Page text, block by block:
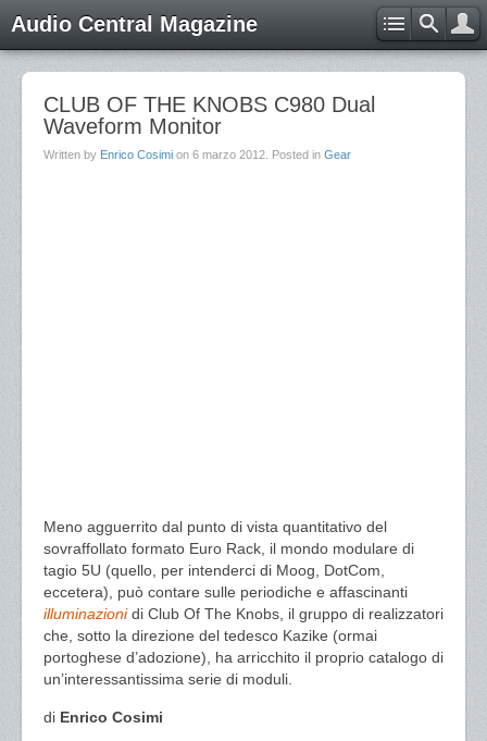
Audio Central Magazine
CLUB OF THE KNOBS C980 Dual
Waveform Monitor
Written by Enrico Cosimi on 6 marzo 2012 . Posted in Gear
Meno agguerrito dal punto di vista quantitativo del
sovraffollato formato Euro Rack, il mondo modulare di
tagio 5U (quello, per intenderci di Moog, DotCom,
eccetera), può contare sulle periodiche e affascinanti
illuminazionidi Club Of The Knobs, il gruppo di realizzatori
che, sotto la direzione del tedesco Kazike (ormai
portoghese d’adozione), ha arricchito il proprio catalogo di
un’interessantissima serie di moduli.
di Enrico Cosimi